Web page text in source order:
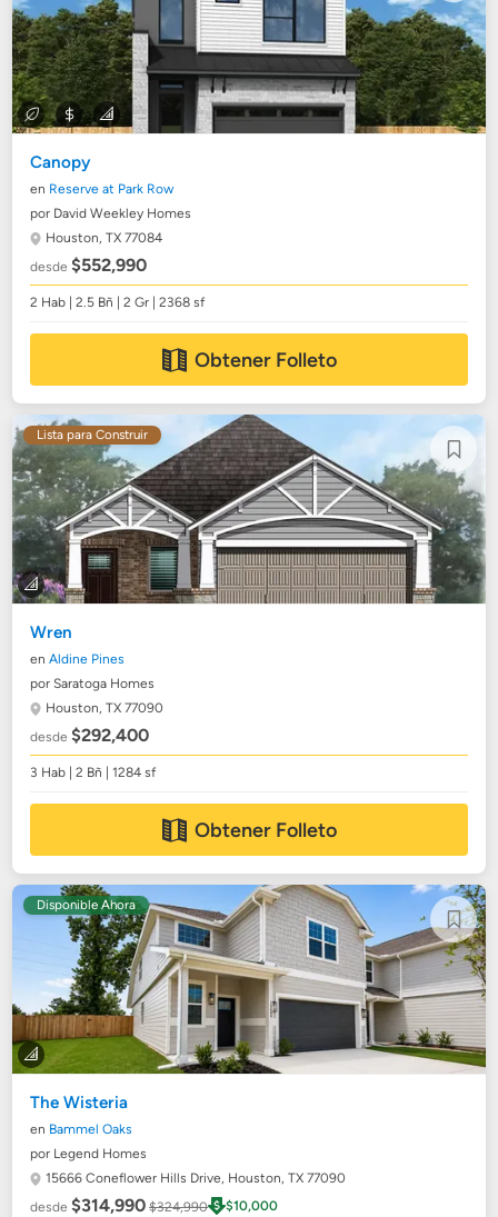
Canopy
en Reserve at Park Row
por David Weekley Homes
Houston, TX 77084
desde$552,990
2 Hab | 2.5 Bñ | 2 Gr | 2368 sf
Obtener Folleto
Lista para Construir
Wren
enAldine Pines
por Saratoga Homes
Houston, TX 77090
desde$292,400
3 Hab | 2 Bñ | 1284 sf
Obtener Folleto
Disponible Ahora
The Wisteria
en Bammel Oaks
por Legend Homes
15666 Coneflower Hills Drive, Houston, TX 77090
desde$314,990 $324,990 $10,000